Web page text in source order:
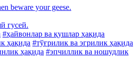
beware your geese.
гусей.
#ҳайвонлар ва қушлар ҳақида
ҳақида #тўғрилик ва эгрилик ҳақида
ҳақида #эпчиллик ва ношудлик